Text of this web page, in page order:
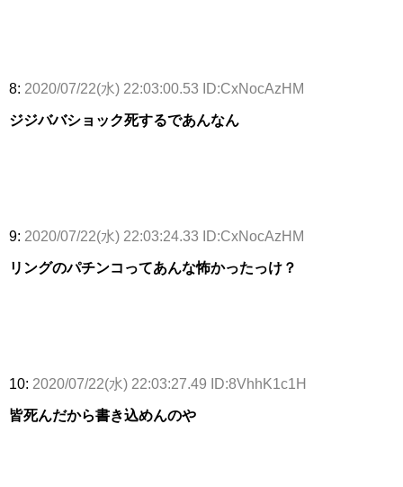
8: 2020/07/22(水) 22:03:00.53 ID:CxNocAzHM
ジジババショック死するであんなん
9: 2020/07/22(水) 22:03:24.33 ID:CxNocAzHM
リングのパチンコってあんな怖かったっけ？
10: 2020/07/22(水) 22:03:27.49 ID:8VhhK1c1H
皆死んだから書き込めんのや